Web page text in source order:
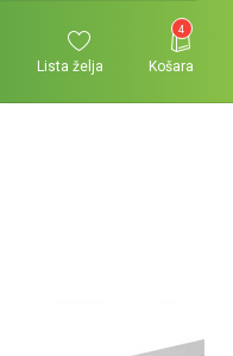
Lista želja
4
Košara